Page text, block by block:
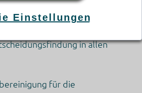
Vorteil in der
in allen
für die
Einstellungen
System zum Verwalten von